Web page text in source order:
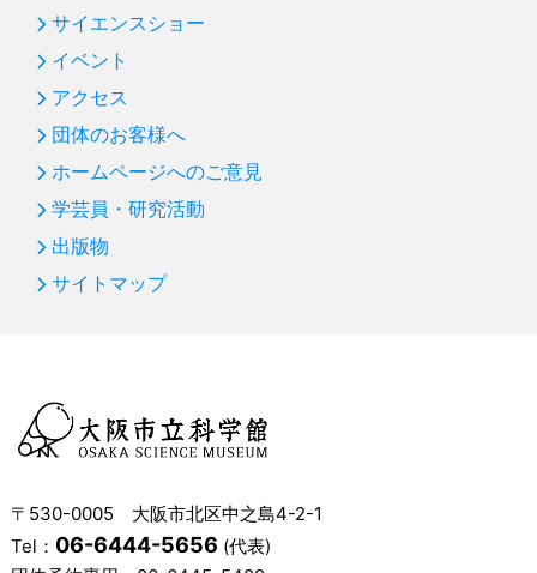
サイエンスショー
イベント
アクセス
団体のお客様へ
ホームページへのご意見
学芸員・研究活動
出版物
サイトマップ
〒530-0005 大阪市北区中之島4-2-1
Tel： 06-6444-5656 (代表)